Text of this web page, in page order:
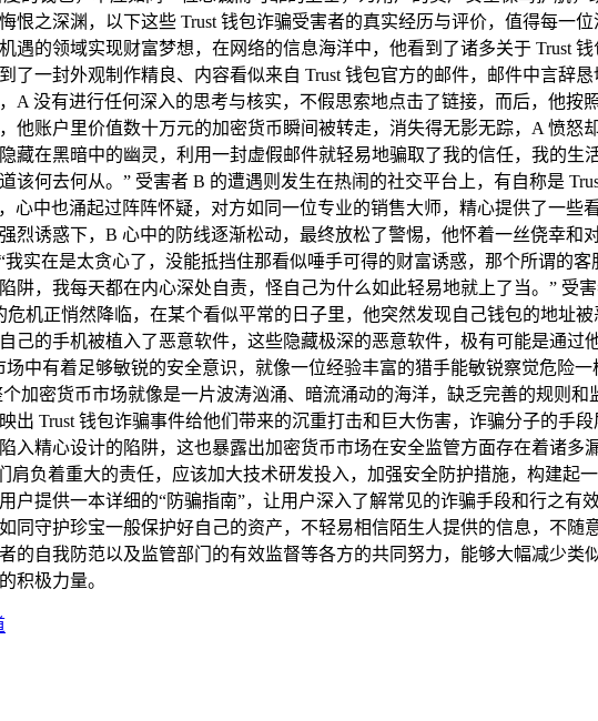
恨之深渊，以下这些 Trust 钱包诈骗受害者的真实经历与评价，值得每一
遇的领域实现财富梦想，在网络的信息海洋中，他看到了诸多关于 Trust
了一封外观制作精良、内容看似来自 Trust 钱包官方的邮件，邮件中言辞
A 没有进行任何深入的思考与核实，不假思索地点击了链接，而后，他
他账户里价值数十万元的加密货币瞬间被转走，消失得无影无踪，A 愤怒
藏在黑暗中的幽灵，利用一封虚假邮件就轻易地骗取了我的信任，我的
该何去何从。” 受害者 B 的遭遇则发生在热闹的社交平台上，有自称是
心中也涌起过阵阵怀疑，对方如同一位专业的销售大师，精心提供了一些
烈诱惑下，B 心中的防线逐渐松动，最终放松了警惕，他怀着一丝侥幸和
实在是太贪心了，没能抵挡住那看似唾手可得的财富诱惑，那个所谓的
阱，我每天都在内心深处自责，怪自己为什么如此轻易地就上了当。” 受
机正悄然降临，在某个看似平常的日子里，他突然发现自己钱包的地址
己的手机被植入了恶意软件，这些隐藏极深的恶意软件，极有可能是通过
中有着足够敏锐的安全意识，就像一位经验丰富的猎手能敏锐察觉危险
加密货币市场就像是一片波涛汹涌、暗流涌动的海洋，缺乏完善的规则
出 Trust 钱包诈骗事件给他们带来的沉重打击和巨大伤害，诈骗分子的手
入精心设计的陷阱，这也暴露出加密货币市场在安全监管方面存在着诸
肩负着重大的责任，应该加大技术研发投入，加强安全防护措施，构建起
户提供一本详细的“防骗指南”，让用户深入了解常见的诈骗手段和行之
同守护珍宝一般保护好自己的资产，不轻易相信陌生人提供的信息，不
的自我防范以及监管部门的有效监督等各方的共同努力，能够大幅减少
积极力量。